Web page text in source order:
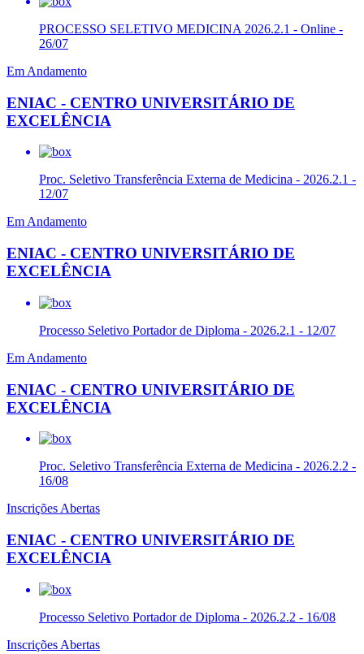
PROCESSO SELETIVO MEDICINA 2026.2.1 - Online -
26/07
Em Andamento
ENIAC - CENTRO UNIVERSITÁRIO DE
EXCELÊNCIA
Proc. Seletivo Transferência Externa de Medicina - 2026.2.1 -
12/07
Em Andamento
ENIAC - CENTRO UNIVERSITÁRIO DE
EXCELÊNCIA
Processo Seletivo Portador de Diploma - 2026.2.1 - 12/07
Em Andamento
ENIAC - CENTRO UNIVERSITÁRIO DE
EXCELÊNCIA
Proc. Seletivo Transferência Externa de Medicina - 2026.2.2 -
16/08
Inscrições Abertas
ENIAC - CENTRO UNIVERSITÁRIO DE
EXCELÊNCIA
Processo Seletivo Portador de Diploma - 2026.2.2 - 16/08
Inscrições Abertas